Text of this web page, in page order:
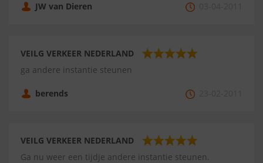
JW van Dieren
VEILG VERKEER NEDERLAND
ga andere instantie steunen
berends
VEILG VERKEER NEDERLAND
Ga nu weer een tijdje andere instantie steunen.